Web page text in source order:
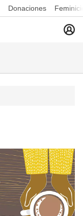
Donaciones